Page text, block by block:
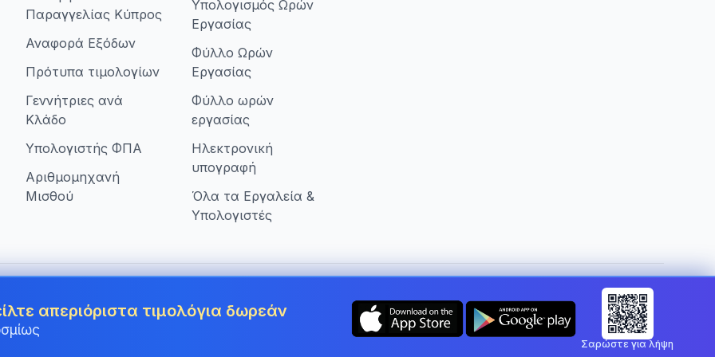
Παραγγελίας Κύπρος
Αναφορά Εξόδων
Πρότυπα τιμολογίων
Γεννήτριες ανά
Κλάδο
Υπολογιστής ΦΠΑ
Αριθμομηχανή
Μισθού
Υπολογισμός Ωρών
Εργασίας
Φύλλο Ωρών
Εργασίας
Φύλλο ωρών
εργασίας
Ηλεκτρονική
υπογραφή
Όλα τα Εργαλεία &
Υπολογιστές
στην Cyprus Αλλαγή χώρας: Cyprus
απεριόριστα τιμολόγια δωρεάν
Σαρώστε για λήψη